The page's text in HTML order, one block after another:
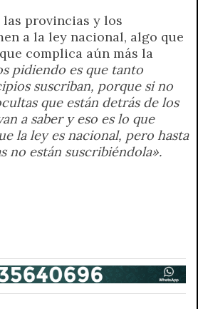
las provincias y los
a la ley nacional, algo que
complica aún más la
pidiendo es que tanto
suscriban, porque si no
que están detrás de los
a saber y eso es lo que
la ley es nacional, pero hasta
no están suscribiéndola».